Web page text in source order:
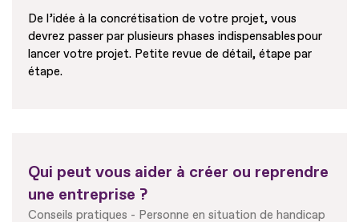
De l’idée à la concrétisation de votre projet, vous
devrez passer par plusieurs phases indispensables pour
lancer votre projet. Petite revue de détail, étape par
étape.
Qui peut vous aider à créer ou reprendre
une entreprise ?
Conseils pratiques Personne en situation de handicap